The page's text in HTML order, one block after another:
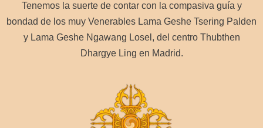
Tenemos la suerte de contar con la compasiva guía y
bondad de los muy Venerables Lama Geshe Tsering Palden
y Lama Geshe Ngawang Losel, del centro Thubthen
Dhargye Ling en Madrid.